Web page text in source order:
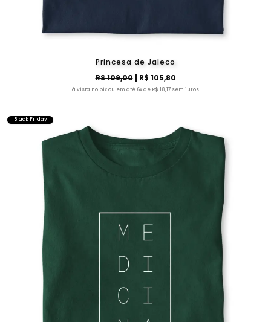
Princesa de Jaleco
R$ 109,00| R$ 105,80
à vista no pix ou em até 6x de R$ 18,17 sem juros
Black Friday